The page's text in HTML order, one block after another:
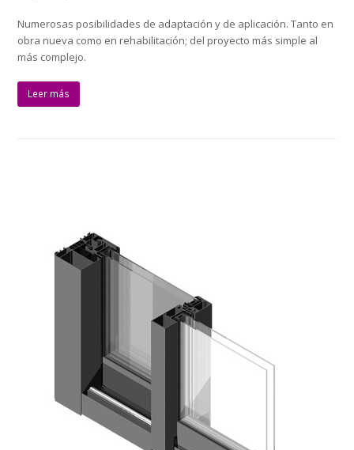
Numerosas posibilidades de adaptación y de aplicación. Tanto en
obra nueva como en rehabilitación; del proyecto más simple al
más complejo.
Leer más